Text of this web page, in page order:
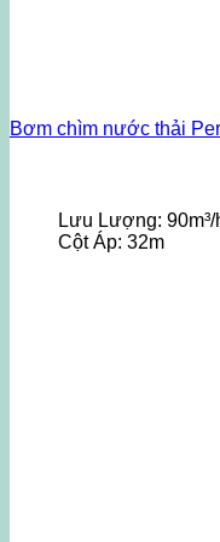
Bơm chìm nước thải
Lưu Lượng: 90m³/
Cột Áp: 32m